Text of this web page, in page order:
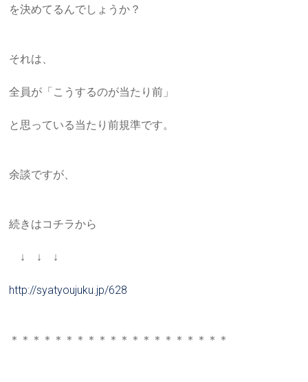
を決めてるんでしょうか？
それは、
全員が「こうするのが当たり前」
と思っている当たり前規準です。
余談ですが、
続きはコチラから
↓ ↓ ↓
http://syatyoujuku.jp/628
＊＊＊＊＊＊＊＊＊＊＊＊＊＊＊＊＊＊＊＊